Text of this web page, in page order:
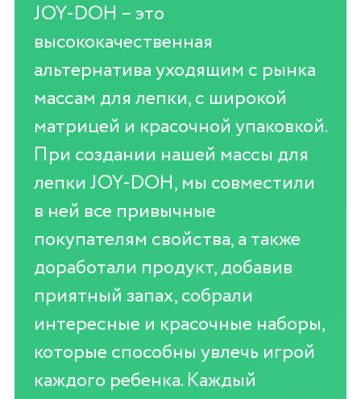
JOY-DOH – это
высококачественная
альтернатива уходящим с рынка
массам для лепки, с широкой
матрицей и красочной упаковкой.
При создании нашей массы для
лепки JOY-DOH, мы совместили
в ней все привычные
покупателям свойства, а также
доработали продукт, добавив
приятный запах, собрали
интересные и красочные наборы,
которые способны увлечь игрой
каждого ребенка. Каждый